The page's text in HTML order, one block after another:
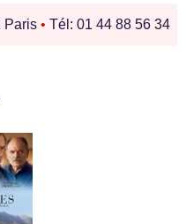
Paris • Tél: 01 44 88 56 34